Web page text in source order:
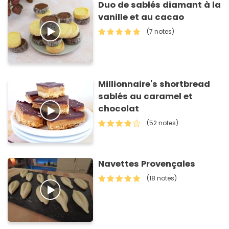
Duo de sablés diamant à la
vanille et au cacao
(7 notes)
Millionnaire's shortbread
sablés au caramel et
chocolat
(52 notes)
Navettes Provençales
(18 notes)